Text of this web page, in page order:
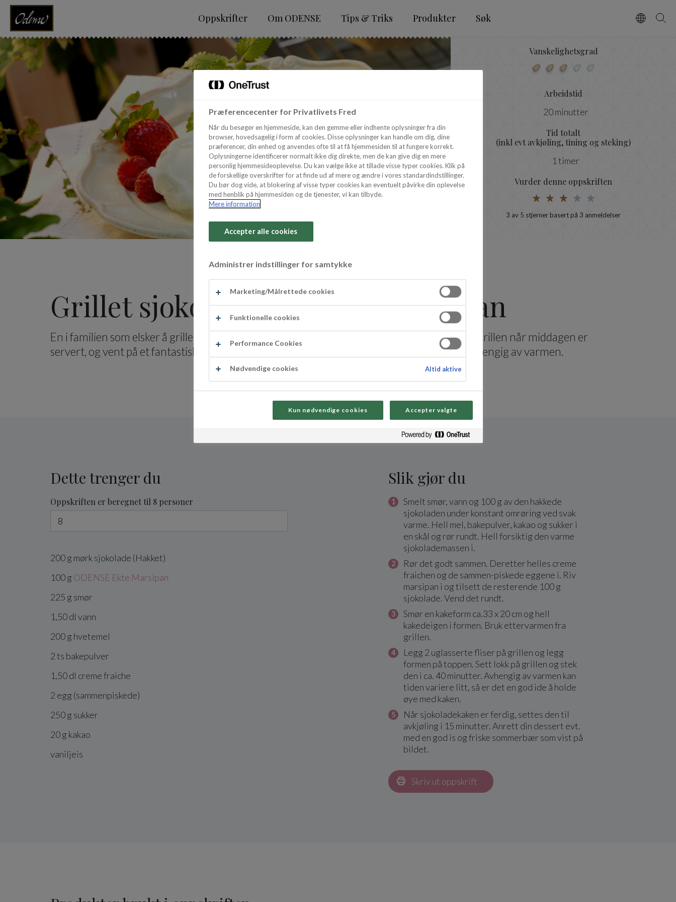
Oppskrifter Om ODENSE Tips & Triks Produkter Søk VælgSøg
Vanskelighetsgrad
Arbeidstid
20 minutter
Tid totalt
(inkl evt avkjøling, tining og steking)
1 timer
Vurder denne oppskriften
3 av 5 stjerner basert på 3 anmeldelser
Grillet sjokoladekake med marsipan
En i familien som elsker å grille? Prøv å legg denne saftige sjokoladekaken med marsipan på grillen når middagen er
servert, og vent på et fantastisk resultat. Lurt å følge med underveis da tiden kan variere avhengig av varmen.
Dette trenger du
Oppskriften er beregnet til 8 personer
200g mørk sjokolade (Hakket)
100g ODENSE Ekte Marsipan
225 g smør
1,50dl vann
200g hvetemel
2ts bakepulver
1,50dl creme fraiche
2 egg (sammenpiskede)
250g sukker
20g kakao
vaniljeis
Slik gjør du
Smelt smør, vann og 100 g av den hakkede
sjokoladen under konstant omrøring ved svak
varme. Hell mel, bakepulver, kakao og sukker i
en skål og rør rundt. Hell forsiktig den varme
sjokolademassen i.
Rør det godt sammen. Deretter helles creme
fraichen og de sammen-piskede eggene i. Riv
marsipan i og tilsett de resterende 100 g
sjokolade. Vend det rundt.
Smør en kakeform ca.33 x 20 cm og hell
kakedeigen i formen. Bruk ettervarmen fra
grillen.
Legg 2 uglasserte fliser på grillen og legg
formen på toppen. Sett lokk på grillen og stek
den i ca. 40 minutter. Avhengig av varmen kan
tiden variere litt, så er det en god ide å holde
øye med kaken.
Når sjokoladekaken er ferdig, settes den til
avkjøling i 15 minutter. Anrett din dessert evt.
med en god is og friske sommerbær som vist på
bildet.
Skriv ut oppskrift
Præferencecenter for Privatlivets Fred
Når du besøger en hjemmeside, kan den gemme eller indhente oplysninger fra din
browser, hovedsagelig i form af cookies. Disse oplysninger kan handle om dig, dine
præferencer, din enhed og anvendes ofte til at få hjemmesiden til at fungere korrekt.
Oplysningerne identificerer normalt ikke dig direkte, men de kan give dig en mere
personlig hjemmesideoplevelse. Du kan vælge ikke at tillade visse typer cookies. Klik på
de forskellige overskrifter for at finde ud af mere og ændre i vores standardindstillinger.
Du bør dog vide, at blokering af visse typer cookies kan eventuelt påvirke din oplevelse
med henblik på hjemmesiden og de tjenester, vi kan tilbyde.
Mere information
Accepter alle cookies
Administrer indstillinger for samtykke
Marketing/Målrettede cookies
Funktionelle cookies
Performance Cookies
Nødvendige cookies Altid aktive
Kun nødvendige cookies Accepter valgte